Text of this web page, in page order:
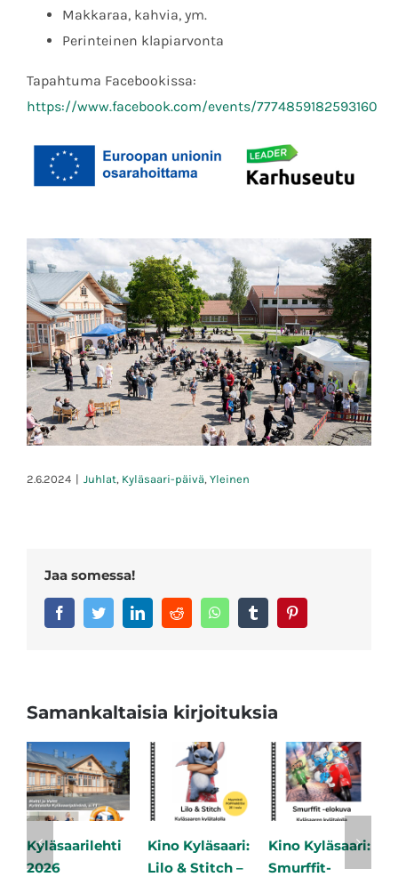
Makkaraa, kahvia, ym.
Perinteinen klapiarvonta
Tapahtuma Facebookissa:
https://www.facebook.com/events/7774859182593160
2.6.2024 | Juhlat, Kyläsaari-päivä, Yleinen
Jaa somessa!
FacebookTwitterLinkedInReddit WhatsappTumblr
Samankaltaisia kirjoituksia
Kyläsaarilehti
2026
Kino Kyläsaari:
Lilo & Stitch –
Kino Kyläsaari:
Smurffit-